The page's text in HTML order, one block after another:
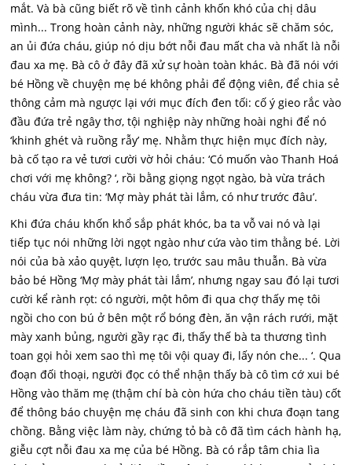
mắt. Và bà cũng biết rõ về tình cảnh khốn khó của chị dâu
mình... Trong hoàn cảnh này, những người khác sẽ chăm sóc,
an ủi đứa cháu, giúp nó dịu bớt nỗi đau mất cha và nhất là nỗi
đau xa mẹ. Bà cô ở đây đã xử sự hoàn toàn khác. Bà đã nói với
bé Hồng về chuyện mẹ bé không phải để động viên, để chia sẻ
thông cảm mà ngược lại với mục đích đen tối: cố ý gieo rắc vào
đầu đứa trẻ ngây thơ, tội nghiệp này những hoài nghi để nó
‘khinh ghét và ruồng rẫy’ mẹ. Nhằm thực hiện mục đích này,
bà cố tạo ra vẻ tươi cười vờ hỏi cháu: ‘Có muốn vào Thanh Hoá
chơi với mẹ không? ‘, rồi bằng giọng ngọt ngào, bà vừa trách
cháu vừa đưa tin: ‘Mợ mày phát tài lắm, có như trước đâu’.
Khi đứa cháu khốn khổ sắp phát khóc, ba ta vỗ vai nó và lại
tiếp tục nói những lời ngọt ngào như cứa vào tim thằng bé. Lời
nói của bà xảo quyệt, lượn lẹo, trước sau mâu thuẫn. Bà vừa
bảo bé Hồng ‘Mợ mày phát tài lắm’, nhưng ngay sau đó lại tươi
cười kể rành rọt: có người, một hôm đi qua chợ thấy mẹ tôi
ngồi cho con bú ở bên một rổ bóng đèn, ăn vận rách rưới, mặt
mày xanh bủng, người gầy rạc đi, thấy thế bà ta thương tình
toan gọi hỏi xem sao thì mẹ tôi vội quay đi, lấy nón che... ‘. Qua
đoạn đối thoại, người đọc có thể nhận thấy bà cô tìm cớ xui bé
Hồng vào thăm mẹ (thậm chí bà còn hứa cho cháu tiền tàu) cốt
để thông báo chuyện mẹ cháu đã sinh con khi chưa đoạn tang
chồng. Bằng việc làm này, chứng tỏ bà cô đã tìm cách hành hạ,
giễu cợt nỗi đau xa mẹ của bé Hồng. Bà có rắp tâm chia lìa